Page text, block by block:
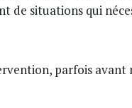
de situations qui
parfois avant